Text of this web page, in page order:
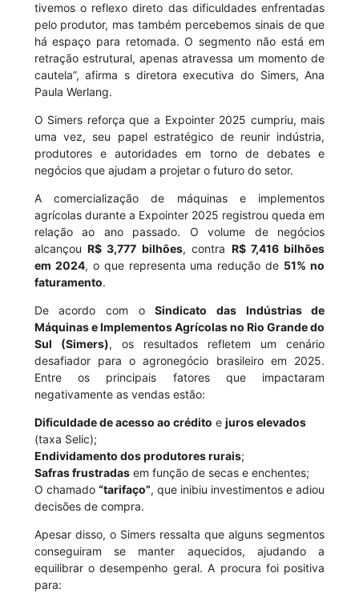
tivemos o reflexo direto das dificuldades enfrentadas
pelo produtor, mas também percebemos sinais de que
há espaço para retomada. O segmento não está em
retração estrutural, apenas atravessa um momento de
cautela”, afirma s diretora executiva do Simers, Ana
Paula Werlang.
O Simers reforça que a Expointer 2025 cumpriu, mais
uma vez, seu papel estratégico de reunir indústria,
produtores e autoridades em torno de debates e
negócios que ajudam a projetar o futuro do setor.
A comercialização de máquinas e implementos
agrícolas durante a Expointer 2025 registrou queda em
relação ao ano passado. O volume de negócios
alcançou R$ 3,777 bilhões, contra R$ 7,416 bilhões
em 2024, o que representa uma redução de 51% no
faturamento.
De acordo com oSindicato das Indústrias de
Máquinas e Implementos Agrícolas no Rio Grande do
Sul (Simers), os resultados refletem um cenário
desafiador para o agronegócio brasileiro em 2025.
Entre os principais fatores que impactaram
negativamente as vendas estão:
Dificuldade de acesso ao crédito e juros elevados
(taxa Selic);
Endividamento dos produtores rurais;
Safras frustradasem função de secas e enchentes;
O chamado “tarifaço”, que inibiu investimentos e adiou
decisões de compra.
Apesar disso, o Simers ressalta que alguns segmentos
conseguiram se manter aquecidos, ajudando a
equilibrar o desempenho geral. A procura foi positiva
para: